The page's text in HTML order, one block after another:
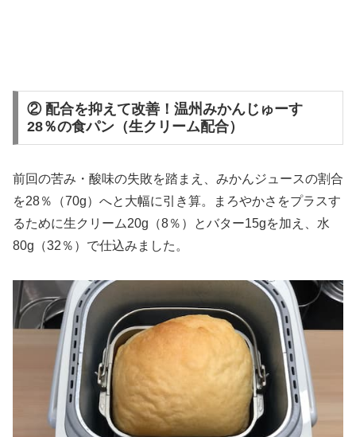
② 配合を抑えて改善！温州みかんじゅーす
28％の食パン（生クリーム配合）
前回の苦み・酸味の失敗を踏まえ、みかんジュースの割合
を28％（70g）へと大幅に引き算。まろやかさをプラスす
るために生クリーム20g（8％）とバター15gを加え、水
80g（32％）で仕込みました。